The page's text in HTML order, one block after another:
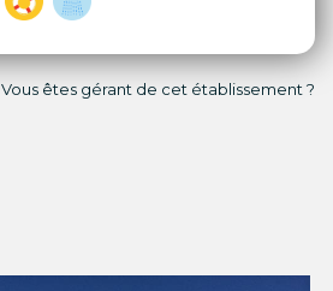
Vous êtes gérant de cet établissement ?